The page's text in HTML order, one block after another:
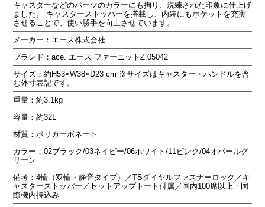
キャスターなどのパーツのカラーにも拘り、洗練された印象に仕上げ
ました。 キャスターストッパーを搭載し、内装にもポケットを充実
させることで、使い勝手を向上させています。
メーカー：エース株式会社
ブランド：ace. エース ファーニットZ 05042
サイズ：約H53×W38×D23 cm ※サイズはキャスター・ハンドルを含
む外寸表記です。
重量：約3.1kg
容量：約32L
材質：ポリカーボネート
カラー：02ブラック/03ネイビー/06ホワイト/11ピンク/04オパールグ
リーン
備考：4輪（双輪・静音タイプ）／TSダイヤルファスナーロック／キ
ャスターストッパー／セットアップトート付属／国内100席以上・国
際機内持込み